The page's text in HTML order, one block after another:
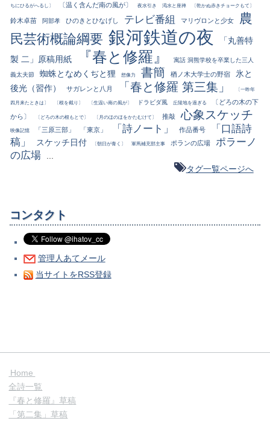
ちにひるがへるし〕 〔温く含んだ南の風が〕 夜水引き 渇水と座禅 〔乾かぬ赤きチョークもて〕
鈴木卓苗 阿部孝 ひのきとひなげし テレビ番組 マリヴロンと少女
農
民芸術概論綱要 銀河鉄道の夜
「丸善特
製 二」原稿用紙
『春と修羅』 寓話 洞熊学校を卒業した三人
義太夫節 蜘蛛となめくぢと狸 想像力 書簡 楢ノ木大学士の野宿
氷と
後光（習作）
サガレンと八月 「春と修羅 第三集」 〔一昨年
四月来たときは〕 〔根を截り〕 〔生温い南の風が〕 ドラビダ風 丘陵地を過ぎる
〔どろの木の下
から〕
〔どろの木の根もとで〕 〔月のほのほをかたむけて〕 推敲 心象スケッチ
映像記憶 「三原三部」 「東京」 「詩ノート」 作品番号
「口語詩
稿」
スケッチ日付 〔朝日が青く〕 軍馬補充部主事 ポランの広場
ポラーノ
の広場
タグ一覧ページへ
コンタクト
管理人あてメール
当サイトをRSS登録
Home
全詩一覧
『春と修羅』草稿
「第二集」草稿